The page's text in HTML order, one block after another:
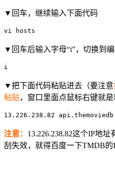
▼回车，继续输入下面代码
vi hosts
▼回车后输入字母“i”，切换到
i
▼把下面代码粘贴进去（要注意
粘贴，窗口里面点鼠标右键就是
13.226.238.82
注意： ​13.226.238.82这个IP地
刮失效，就得百度一下TMDB的